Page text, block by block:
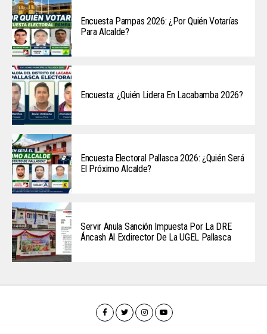
Encuesta Pampas 2026: ¿Por Quién Votarías
Para Alcalde?
Encuesta: ¿Quién Lidera En Lacabamba 2026?
Encuesta Electoral Pallasca 2026: ¿Quién Será
El Próximo Alcalde?
Servir Anula Sanción Impuesta Por La DRE
Áncash Al Exdirector De La UGEL Pallasca